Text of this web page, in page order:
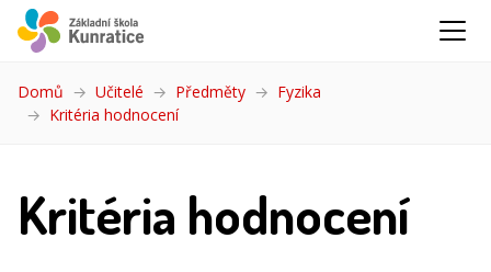
Domů Učitelé Předměty
Fyzika
Kritéria hodnocení(aktuální)
Kritéria hodnocení